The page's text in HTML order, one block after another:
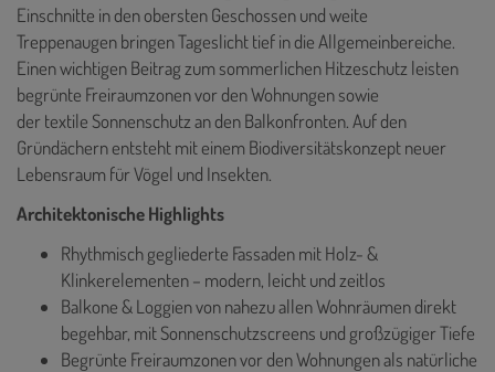
Einschnitte in den obersten Geschossen und weite
Treppenaugen bringen Tageslicht tief in die Allgemeinbereiche.
Einen wichtigen Beitrag zum sommerlichen Hitzeschutz leisten
begrünte Freiraumzonen vor den Wohnungen sowie
der textile Sonnenschutz an den Balkonfronten. Auf den
Gründächern entsteht mit einem Biodiversitätskonzept neuer
Lebensraum für Vögel und Insekten.
Architektonische Highlights
Rhythmisch gegliederte Fassaden mit Holz- &
Klinkerelementen – modern, leicht und zeitlos
Balkone & Loggien von nahezu allen Wohnräumen direkt
begehbar, mit Sonnenschutzscreens und großzügiger Tiefe
Begrünte Freiraumzonen vor den Wohnungen als natürliche